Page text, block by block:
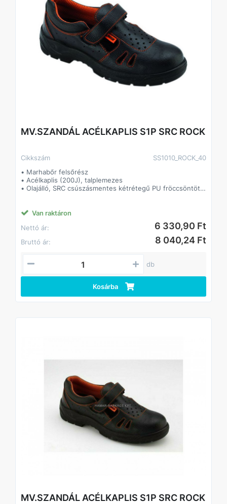
MV.SZANDÁL ACÉLKAPLIS S1P SRC ROCK
Cikkszám
SS1010_ROCK_40
• Marhabőr felsőrész
• Acélkaplis (200J), talplemezes
• Olajálló, SRC csúszásmentes kétrétegű PU fröccsöntött
• Párnázott szártető, formázott talpbetét
Van raktáron
Nettó ár:
6 330,90 Ft
Bruttó ár: 8 040,24 Ft
db
Kosárba
MV.SZANDÁL ACÉLKAPLIS S1P SRC ROCK